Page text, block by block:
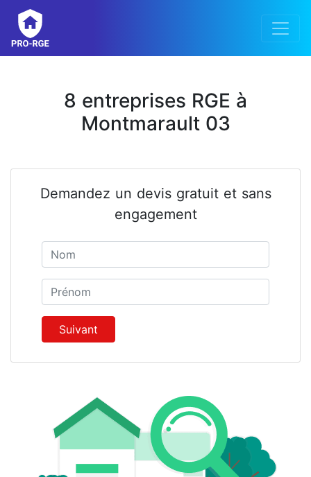
8 entreprises RGE à
Montmarault 03
Demandez un devis gratuit et sans
engagement
Prénom
Suivant